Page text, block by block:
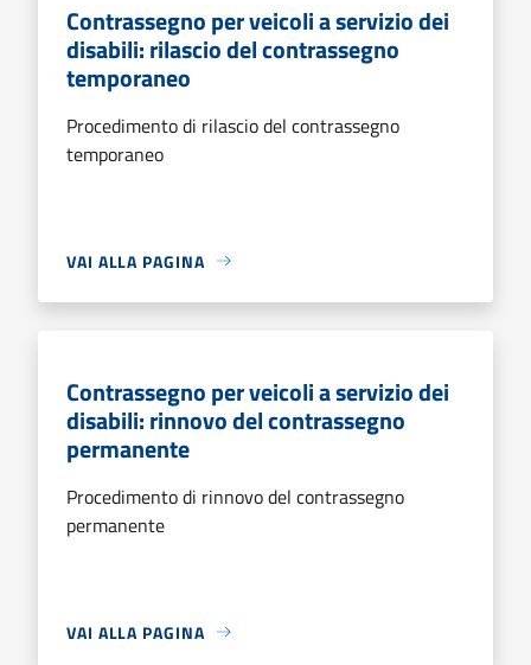
Contrassegno per veicoli a servizio dei
disabili: rilascio del contrassegno
temporaneo
Procedimento di rilascio del contrassegno
temporaneo
VAI ALLA PAGINA
Contrassegno per veicoli a servizio dei
disabili: rinnovo del contrassegno
permanente
Procedimento di rinnovo del contrassegno
permanente
VAI ALLA PAGINA